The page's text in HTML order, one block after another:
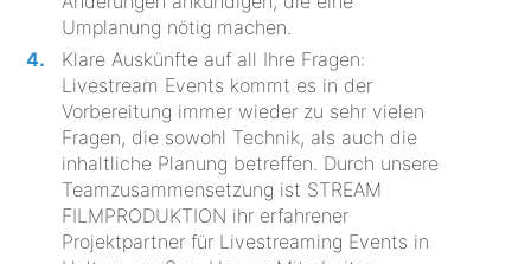
Umplanung nötig machen.
Klare Auskünfte auf all Ihre Fragen:
Livestream Events kommt es in der
Vorbereitung immer wieder zu sehr vielen
Fragen, die sowohl Technik, als auch die
inhaltliche Planung betreffen. Durch unsere
Teamzusammensetzung ist STREAM
FILMPRODUKTION ihr erfahrener
Projektpartner für Livestreaming Events in